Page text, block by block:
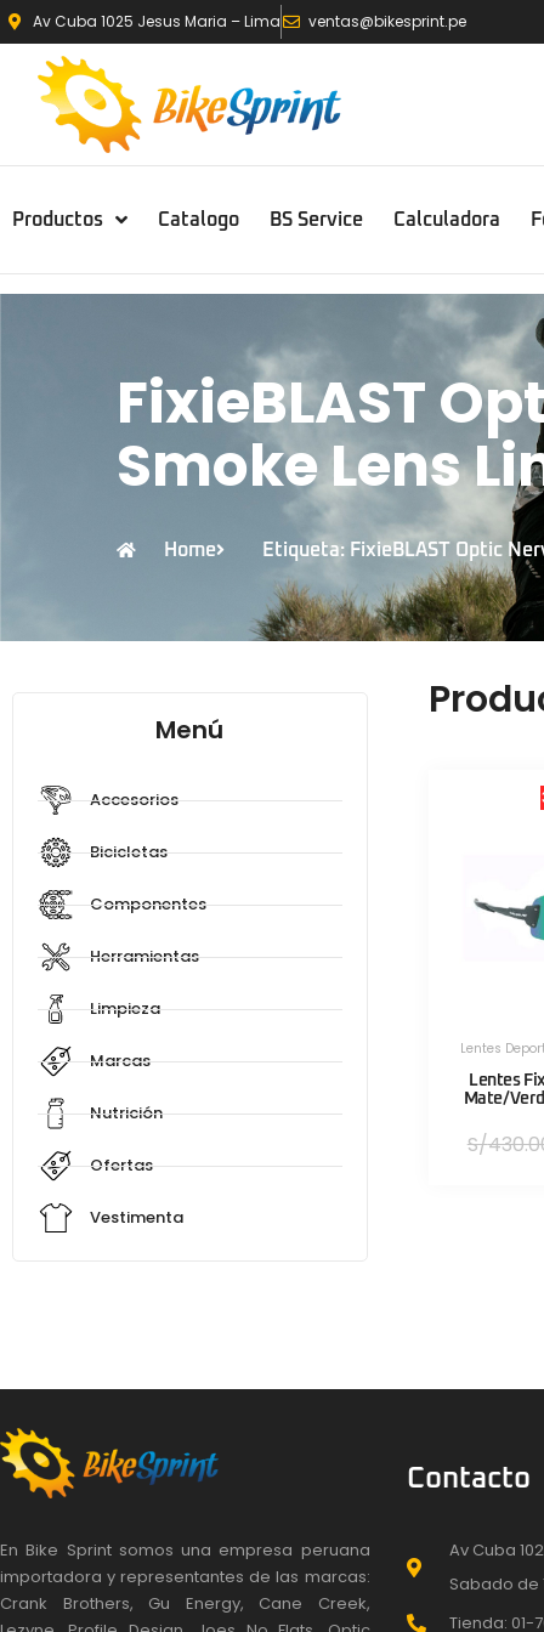
Av Cuba 1025 Jesus Maria – Lima ventas@bikesprint.pe
Productos Catalogo BS Service Calculadora
FixieBLAST
Smoke Lens
Home Etiqueta: FixieBLAST Optic
Menú
Accesorios
Bicicletas
Componentes
Herramientas
Limpieza
Marcas
Nutrición
Ofertas
Vestimenta
Lentes
Lentes
Mate/
S/
En Bike Sprint somos una empresa peruana
importadora y representantes de las marcas:
Crank Brothers, Gu Energy, Cane Creek,
Contacto
Av Cuba
Sabado de
Tienda: 01-